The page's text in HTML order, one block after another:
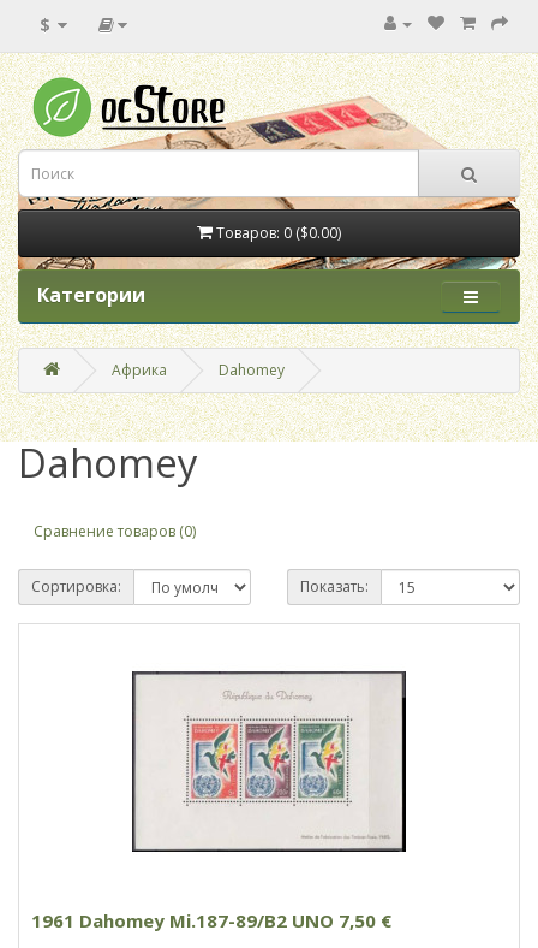
$
Товаров: 0 ($0.00)
Категории
Африка Dahomey
Dahomey
Сравнение товаров (0)
Сортировка: Показать:
1961 Dahomey Mi.187-89/B2 UNO 7,50 €